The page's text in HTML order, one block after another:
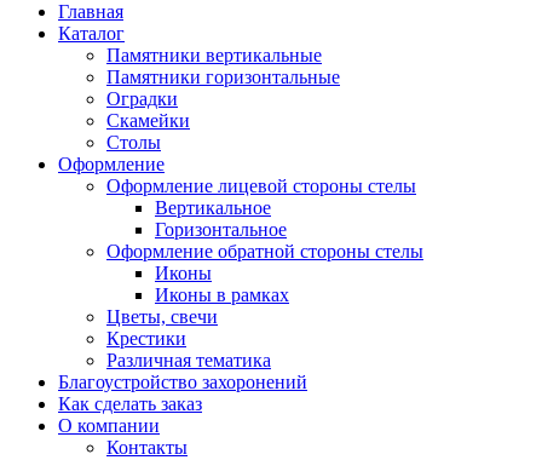
Главная
Каталог
Памятники вертикальные
Памятники горизонтальные
Оградки
Скамейки
Столы
Оформление
Оформление лицевой стороны стелы
Вертикальное
Горизонтальное
Оформление обратной стороны стелы
Иконы
Иконы в рамках
Цветы, свечи
Крестики
Различная тематика
Благоустройство захоронений
Как сделать заказ
О компании
Контакты